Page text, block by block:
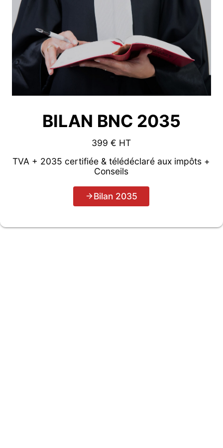
BILAN BNC 2035
399 € HT
TVA + 2035 certifiée & télédéclaré aux impôts +
Conseils
Bilan 2035